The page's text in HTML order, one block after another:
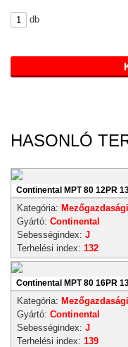
db
HASONLÓ
Continental MPT 80 12PR
Kategória: Mezőgazdasági
Gyártó: Continental
Sebességindex: J
Terhelési index: 132
Continental MPT 80 16PR
Kategória: Mezőgazdasági
Gyártó: Continental
Sebességindex: J
Terhelési index: 139